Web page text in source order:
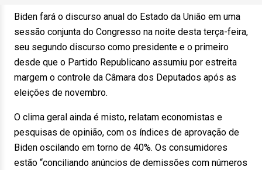
Biden fará o discurso anual do Estado da União em uma
sessão conjunta do Congresso na noite desta terça-feira,
seu segundo discurso como presidente e o primeiro
desde que o Partido Republicano assumiu por estreita
margem o controle da Câmara dos Deputados após as
eleições de novembro.
O clima geral ainda é misto, relatam economistas e
pesquisas de opinião, com os índices de aprovação de
Biden oscilando em torno de 40%. Os consumidores
estão “conciliando anúncios de demissões com números